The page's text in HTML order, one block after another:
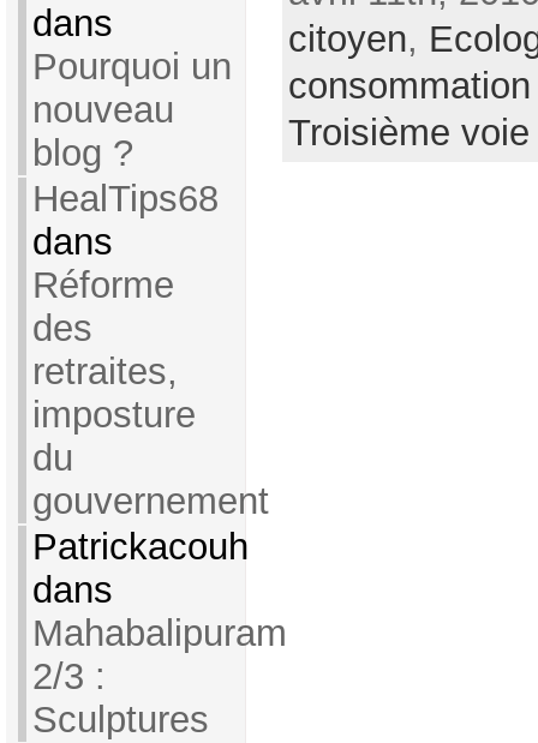
dans
Pourquoi un
nouveau
blog ?
HealTips68
dans
Réforme
des
retraites,
imposture
du
gouvernement
Patrickacouh
dans
Mahabalipuram
2/3 :
Sculptures
citoyen,
consommation
Troisième voie